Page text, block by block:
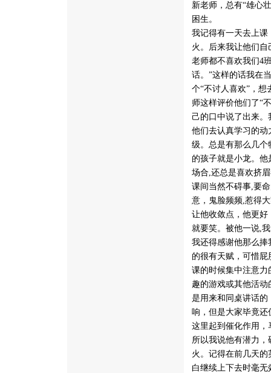
新老师，总有“雄心
困生。
我记得有一天去上
火。后来我让他们
老师都不喜欢我们4
话。”这样的话我在
个“不讨人喜欢”，
师这样评价他们了“
己的口中说了出来
他们去认真学习的
级。总是有那么几
的孩子就是小龙。
场合,还总是喜欢挤
课间当然不碍事,要
意，鬼脸频频,惹得
让他收敛点，他更
就要笑。被他一说,
我还得感谢他那么捧
的很有天赋，可惜
课的时候集中注意力
趣的游戏或其他活
是用来和同桌讲话
响，但是大家毕竟
这里起到催化作用
所以我说他有潜力
火。记得在前几天
白继续上下去时毫无